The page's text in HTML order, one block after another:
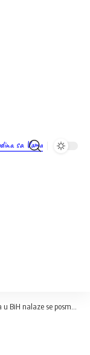
sa Vama
ostaci skoro tri hiljade žrtava